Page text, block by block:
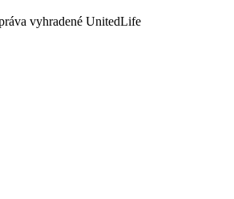
vyhradené UnitedLife